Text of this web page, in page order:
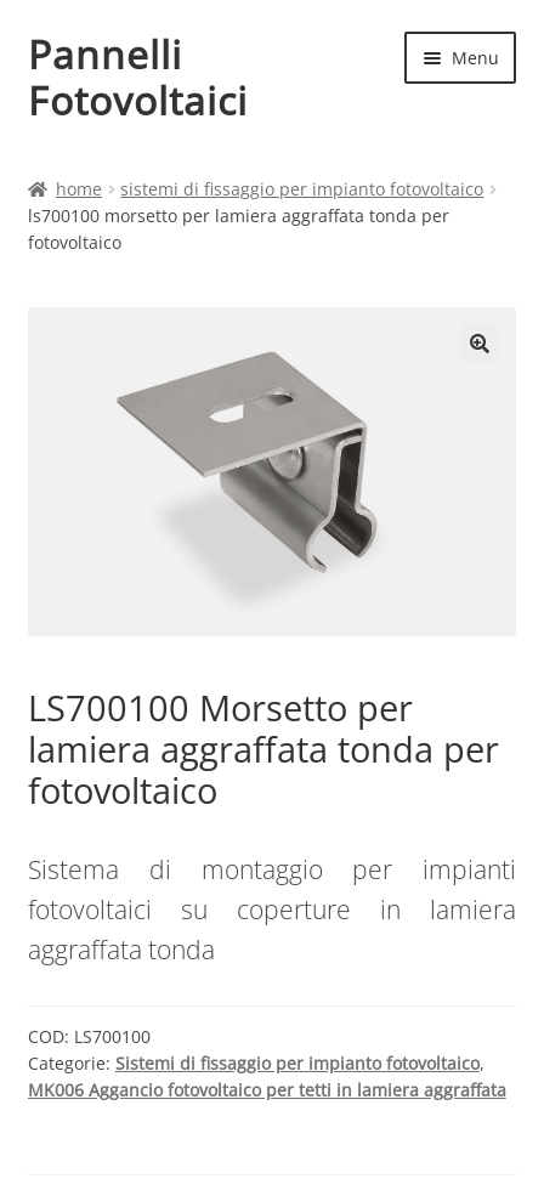
Vai
alla
navigazione
Vai
al
contenuto
Pannelli
Fotovoltaici
Menu
Cart
home
sistemi di fissaggio per impianto fotovoltaico
ls700100 morsetto per lamiera aggraffata tonda per
fotovoltaico
LS700100 Morsetto per
lamiera aggraffata tonda per
fotovoltaico
Sistema di montaggio per impianti
fotovoltaici su coperture in lamiera
aggraffata tonda
COD: LS700100
Categorie: Sistemi di fissaggio per impianto fotovoltaico,
MK006 Aggancio fotovoltaico per tetti in lamiera aggraffata